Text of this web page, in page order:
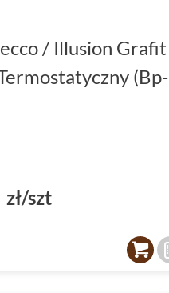
/ Illusion Grafit
(Bp-
szt